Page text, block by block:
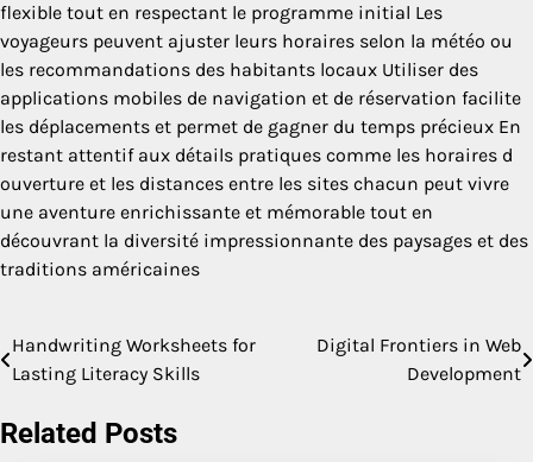
flexible tout en respectant le programme initial Les
voyageurs peuvent ajuster leurs horaires selon la météo ou
les recommandations des habitants locaux Utiliser des
applications mobiles de navigation et de réservation facilite
les déplacements et permet de gagner du temps précieux En
restant attentif aux détails pratiques comme les horaires d
ouverture et les distances entre les sites chacun peut vivre
une aventure enrichissante et mémorable tout en
découvrant la diversité impressionnante des paysages et des
traditions américaines
Post
navigation
Handwriting Worksheets for
Lasting Literacy Skills
Digital Frontiers in Web
Development
Related Posts